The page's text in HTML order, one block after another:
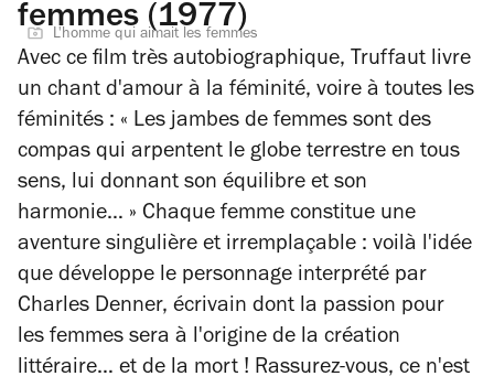
femmes (1977)
L'homme qui aimait les femmes
Avec ce film très autobiographique, Truffaut livre
un chant d'amour à la féminité, voire à toutes les
féminités : « Les jambes de femmes sont des
compas qui arpentent le globe terrestre en tous
sens, lui donnant son équilibre et son
harmonie… » Chaque femme constitue une
aventure singulière et irremplaçable : voilà l'idée
que développe le personnage interprété par
Charles Denner, écrivain dont la passion pour
les femmes sera à l'origine de la création
littéraire… et de la mort ! Rassurez-vous, ce n'est